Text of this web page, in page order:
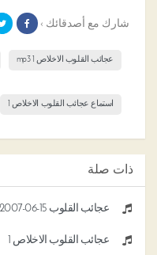
شارك مع أصدقائك ›
عجائب القلوب الاخلاص 1 mp3
استماع عجائب القلوب الاخلاص 1
ذات صلة
عجائب القلوب 15-06-2007
عجائب القلوب الاخلاص 1